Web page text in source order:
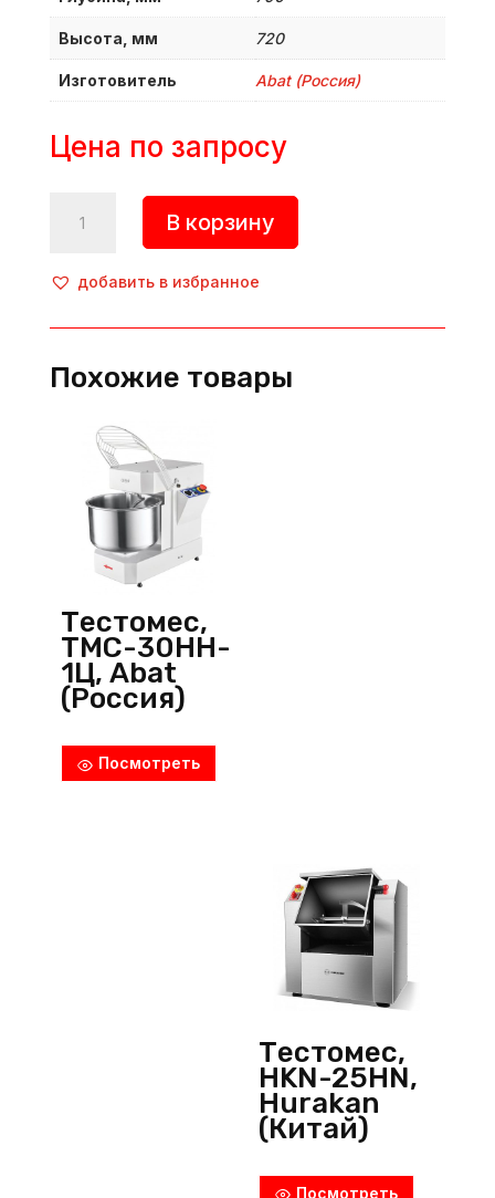
Высота, мм 720
Изготовитель Abat (Россия)
Цена по запросу
товара
ТМС-30НН-1Р,
(Россия)
В корзину
добавить в избранное
Похожие товары
Тестомес,
ТМС-30НН-
1Ц, Abat
(Россия)
Посмотреть
Тестомес,
HKN-25HN,
Hurakan
(Китай)
Посмотреть